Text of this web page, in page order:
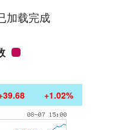
加载完成
+1.02%